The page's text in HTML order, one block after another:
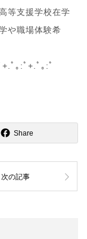
等支援学校在学
や職場体験希
ﾟ｡:ﾟ+.ﾟ｡:ﾟ
Share
次の記事